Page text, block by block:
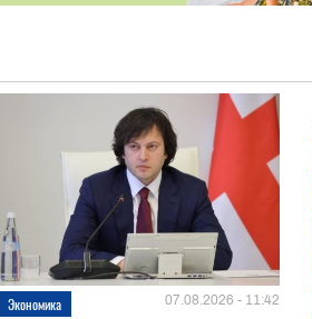
Экономика 07.08.2026 - 11:42